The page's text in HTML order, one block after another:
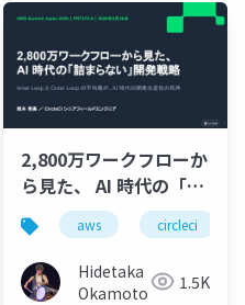
ハーネスエンジニアリング
2,800万ワークフローか
ら見た、 AI 時代の「詰
まらない」開発戦略
aws circleci
Hidetaka
Okamoto
1.5K